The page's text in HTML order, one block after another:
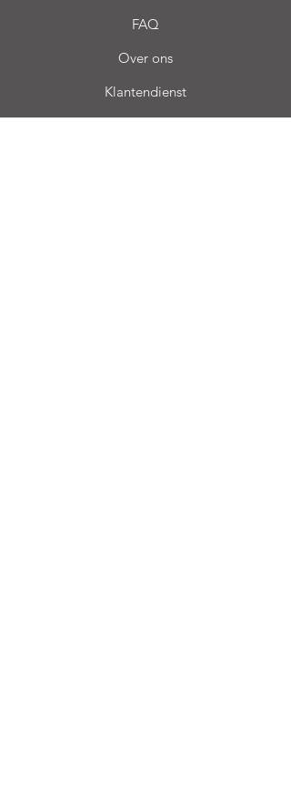
FAQ
Over ons
Klantendienst